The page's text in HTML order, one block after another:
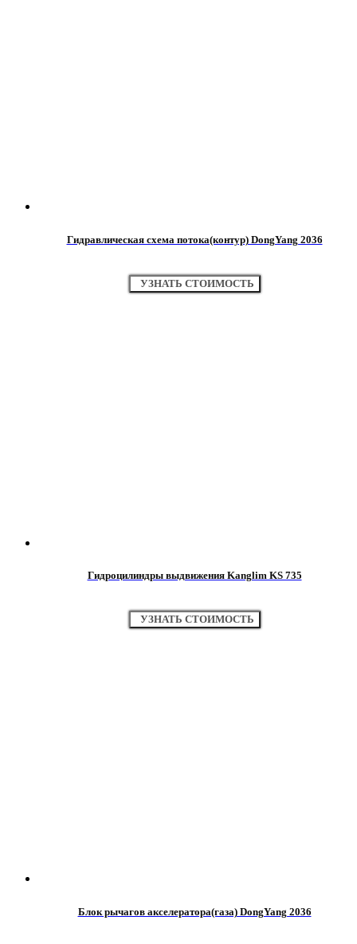
Гидравлическая схема потока(контур) DongYang 2036
УЗНАТЬ СТОИМОСТЬ
Гидроцилиндры выдвижения Kanglim KS 735
УЗНАТЬ СТОИМОСТЬ
Блок рычагов акселератора(газа) DongYang 2036